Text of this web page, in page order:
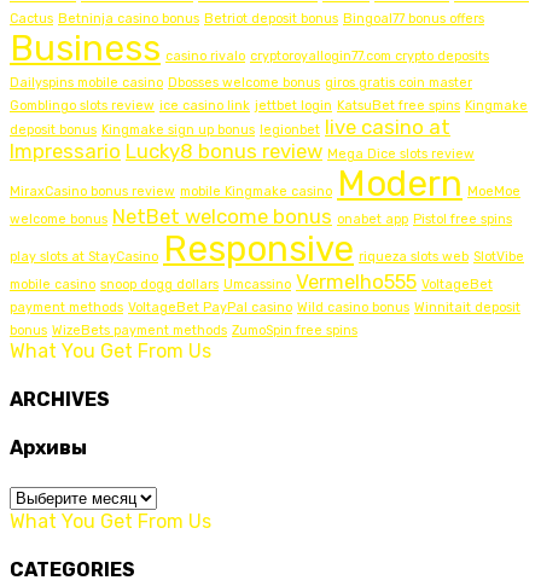
Cactus Betninja casino bonus Betriot deposit bonus Bingoal77 bonus offers
Business casino rivalo cryptoroyallogin77.com crypto deposits
Dailyspins mobile casino Dbosses welcome bonus giros gratis coin master
Gomblingo slots review ice casino link jettbet login KatsuBet free spins Kingmake
deposit bonus Kingmake sign up bonus legionbet live casino at
Impressario Lucky8 bonus review Mega Dice slots review
MiraxCasino bonus review mobile Kingmake casino Modern MoeMoe
welcome bonus NetBet welcome bonus onabet app Pistol free spins
play slots at StayCasino Responsive riqueza slots web SlotVibe
mobile casino snoop dogg dollars Umcassino Vermelho555 VoltageBet
payment methods VoltageBet PayPal casino Wild casino bonus Winnitait deposit
bonus WizeBets payment methods ZumoSpin free spins
What You Get From Us
ARCHIVES
Архивы
Архивы
What You Get From Us
CATEGORIES